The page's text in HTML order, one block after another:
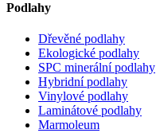
Podlahy
Dřevěné podlahy
Ekologické podlahy
SPC minerální podlahy
Hybridní podlahy
Vinylové podlahy
Laminátové podlahy
Marmoleum